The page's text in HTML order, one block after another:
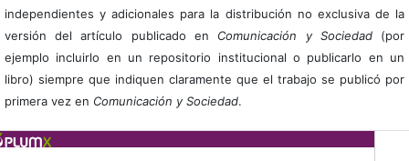
independientes y adicionales para la distribución no exclusiva de la
versión del artículo publicado en Comunicación y Sociedad(por
ejemplo incluirlo en un repositorio institucional o publicarlo en un
libro) siempre que indiquen claramente que el trabajo se publicó por
primera vez en Comunicación y Sociedad.